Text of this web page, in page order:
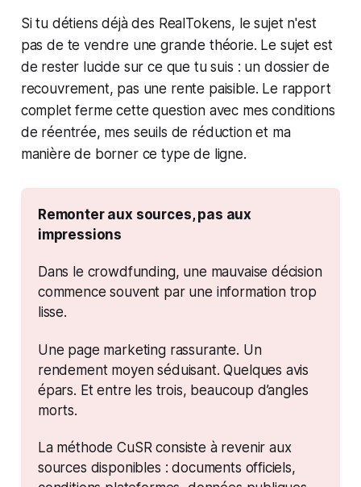
Si tu détiens déjà des RealTokens, le sujet n'est
pas de te vendre une grande théorie. Le sujet est
de rester lucide sur ce que tu suis : un dossier de
recouvrement, pas une rente paisible. Le rapport
complet ferme cette question avec mes conditions
de réentrée, mes seuils de réduction et ma
manière de borner ce type de ligne.
Remonter aux sources, pas aux
impressions
Dans le crowdfunding, une mauvaise décision
commence souvent par une information trop
lisse.
Une page marketing rassurante. Un
rendement moyen séduisant. Quelques avis
épars. Et entre les trois, beaucoup d’angles
morts.
La méthode CuSR consiste à revenir aux
sources disponibles : documents officiels,